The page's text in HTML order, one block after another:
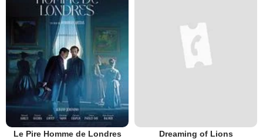
Le Pire Homme de Londres Dreaming of Lions